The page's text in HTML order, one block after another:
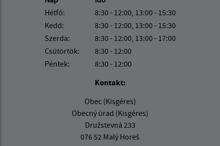
Hétfő:
8:30 - 12:00, 13:00 - 15:30
Kedd:
8:30 - 12:00, 13:00 - 15:30
Szerda:
8:30 - 12:00, 13:00 - 17:00
Csütörtök:
8:30 - 12:00
Péntek:
8:30 - 12:00
Kontakt:
Obec (Kisgéres)
Obecný úrad (Kisgéres)
Družstevná 233
076 52 Malý Horeš